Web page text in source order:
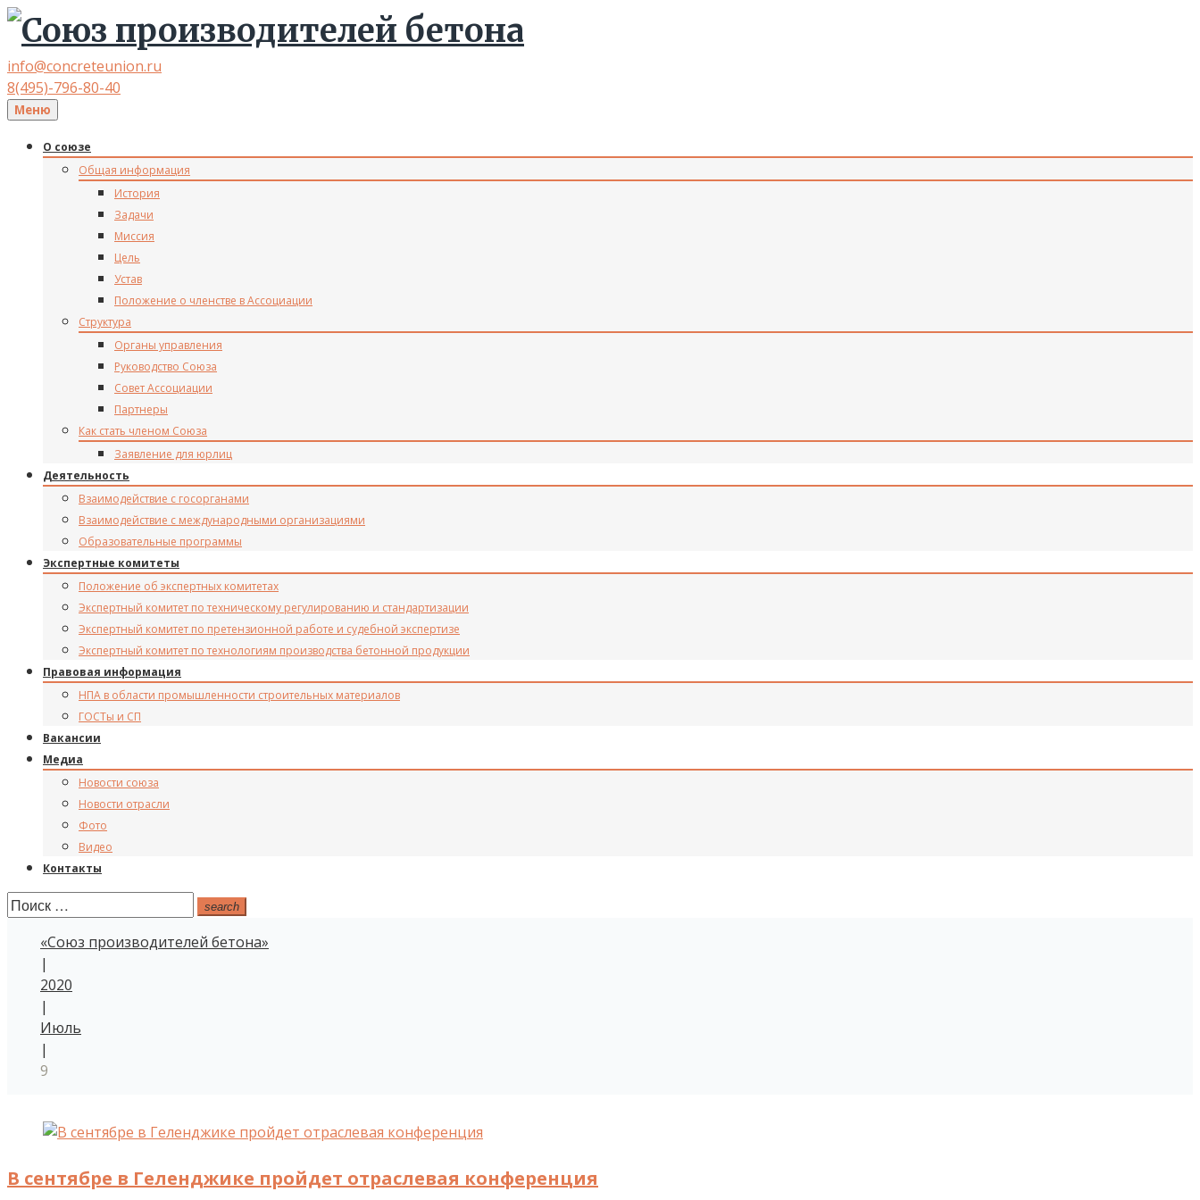
info@concreteunion.ru
8(495)-796-80-40
Меню
О союзе
Общая информация
История
Задачи
Миссия
Цель
Устав
Положение о членстве в Ассоциации
Структура
Органы управления
Руководство Союза
Совет Ассоциации
Партнеры
Как стать членом Союза
Заявление для юрлиц
Деятельность
Взаимодействие с госорганами
Взаимодействие с международными организациями
Образовательные программы
Экспертные комитеты
Положение об экспертных комитетах
Экспертный комитет по техническому регулированию и стандартизации
Экспертный комитет по претензионной работе и судебной экспертизе
Экспертный комитет по технологиям производства бетонной продукции
Правовая информация
НПА в области промышленности строительных материалов
ГОСТы и СП
Вакансии
Медиа
Новости союза
Новости отрасли
Фото
Видео
Контакты
Поиск: search
«Союз производителей бетона»
|
2020
|
Июль
|
9
День:
09.07.2020
В сентябре в Геленджике пройдет отраслевая конференция